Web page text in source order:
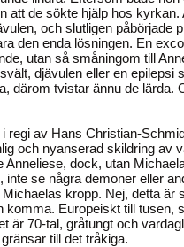
att de sökte hjälp hos kyrkan.
och slutligen påbörjade
den enda lösningen. En
utan så småningom till
djävulen eller en epilepsi
därom tvistar ännu de lärda.
regi av Hans Christian-
och nyanserad skildring av
Anneliese, dock, utan
inte se några demoner eller
kropp. Nej, detta är
komma. Europeiskt till tusen,
är 70-tal, gråtungt och
till det tråkiga.